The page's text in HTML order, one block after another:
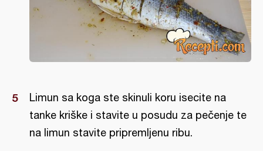
Limun sa koga ste skinuli koru isecite na
tanke kriške i stavite u posudu za pečenje te
na limun stavite pripremljenu ribu.